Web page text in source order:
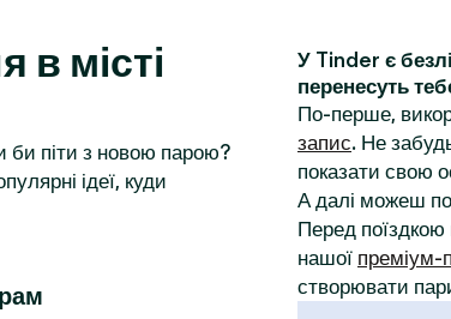
в місті
би піти з новою парою?
ідеї, куди
У Tinder є
перенесуть
По-перше,
запис. Не
показати свою
А далі можеш
Перед поїздкою
нашої преміум-
створювати